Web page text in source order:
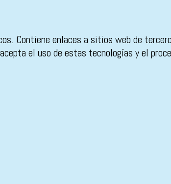
Contiene enlaces a sitios web de
el uso de estas tecnologías y el